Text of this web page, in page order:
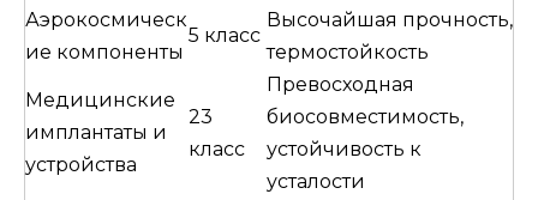
Аэрокосмическ
ие компоненты
5 класс
Высочайшая прочность,
термостойкость
Медицинские
имплантаты и
устройства
23
класс
Превосходная
биосовместимость,
устойчивость к
усталости